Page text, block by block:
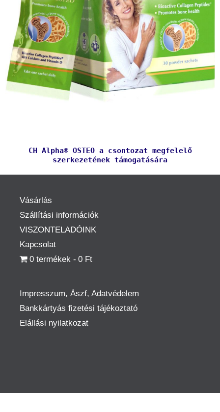
CH Alpha® OSTEO a csontozat megfelelő
szerkezetének támogatására
Vásárlás
Szállítási információk
VISZONTELADÓINK
Kapcsolat
0 termékek
0 Ft
Impresszum, Ászf, Adatvédelem
Bankkártyás fizetési tájékoztató
Elállási nyilatkozat